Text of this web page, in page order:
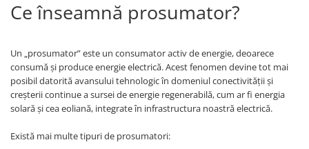
Pachete complete stocare energie
Sisteme fotovoltaice complete
Sisteme fotovoltaice de putere
mica (rulota/caravan/case de
vacanta)
Sisteme fotovoltaice profesionale
Pachete sisteme fotovoltaice
Ce înseamnă prosumator?
Un „prosumator” este un consumator activ de energie, deoarece
consumă și produce energie electrică. Acest fenomen devine tot mai
posibil datorită avansului tehnologic în domeniul conectivității și
creșterii continue a sursei de energie regenerabilă, cum ar fi energia
solară și cea eoliană, integrate în infrastructura noastră electrică.
Există mai multe tipuri de prosumatori: